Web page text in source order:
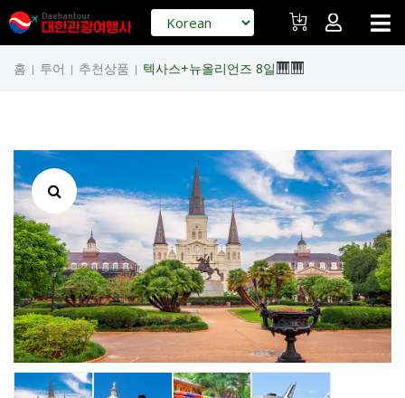
홈 | 투어 | 추천상품 | 텍사스+뉴올리언즈 8일